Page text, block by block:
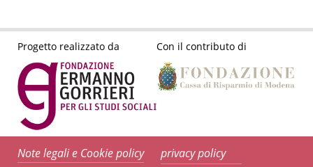
Progetto realizzato da Con il contributo di
Note legali e Cookie policy privacy policy